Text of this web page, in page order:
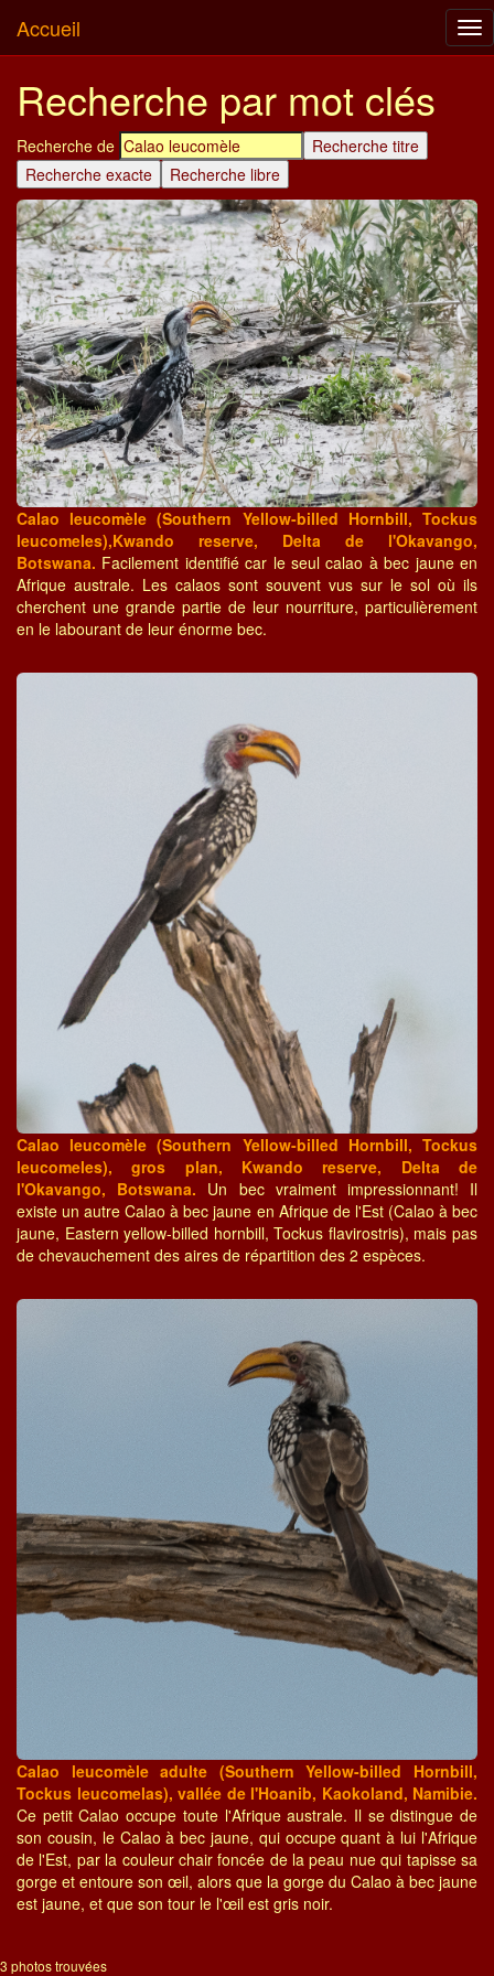
Accueil
Recherche par mot clés
Recherche de
Calao leucomèle (Southern Yellow-billed Hornbill, Tockus
leucomeles),Kwando reserve, Delta de l'Okavango,
Botswana. Facilement identifié car le seul calao à bec jaune en
Afrique australe. Les calaos sont souvent vus sur le sol où ils
cherchent une grande partie de leur nourriture, particulièrement
en le labourant de leur énorme bec.
Calao leucomèle (Southern Yellow-billed Hornbill, Tockus
leucomeles), gros plan, Kwando reserve, Delta de
l'Okavango, Botswana. Un bec vraiment impressionnant! Il
existe un autre Calao à bec jaune en Afrique de l'Est (Calao à bec
jaune, Eastern yellow-billed hornbill, Tockus flavirostris), mais pas
de chevauchement des aires de répartition des 2 espèces.
Calao leucomèle adulte (Southern Yellow-billed Hornbill,
Tockus leucomelas), vallée de l'Hoanib, Kaokoland, Namibie.
Ce petit Calao occupe toute l'Afrique australe. Il se distingue de
son cousin, le Calao à bec jaune, qui occupe quant à lui l'Afrique
de l'Est, par la couleur chair foncée de la peau nue qui tapisse sa
gorge et entoure son œil, alors que la gorge du Calao à bec jaune
est jaune, et que son tour le l'œil est gris noir.
3 photos trouvées